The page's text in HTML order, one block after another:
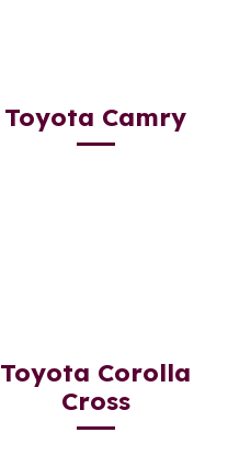
Toyota Camry
Toyota Corolla
Cross